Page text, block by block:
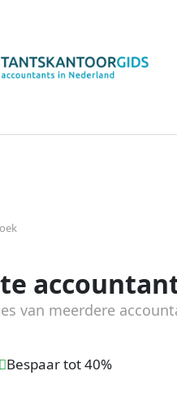
van meerdere
Bespaar tot 40%